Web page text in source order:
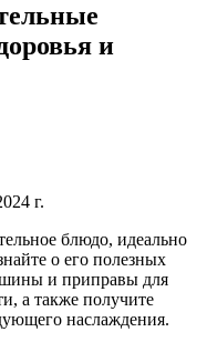
и
г.
блюдо, идеально
о его полезных
и приправы для
а также получите
наслаждения.